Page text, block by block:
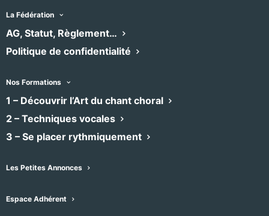
La Fédération
AG, Statut, Règlement…
Politique de confidentialité
Nos Formations
1 – Découvrir l’Art du chant choral
2 – Techniques vocales
3 – Se placer rythmiquement
Les Petites Annonces
Espace Adhérent
« Tous les Évènements
Concert des chorales
Les Jeanne de Védas et
Hardi les Gars
23 juin -20h30